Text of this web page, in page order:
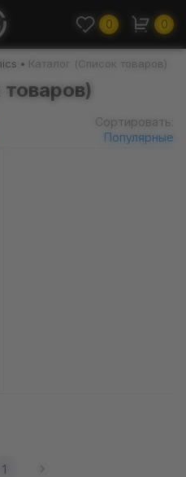
0 0
Каталог (Список товаров)
Сортировать:
Популярные
1